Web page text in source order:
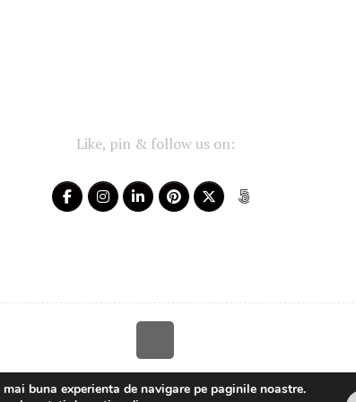
Like, pin & follow us on:
Your-Story 2014 - 2025 ~ All rights reserved
buna experienta de navigare pe paginile noastre.